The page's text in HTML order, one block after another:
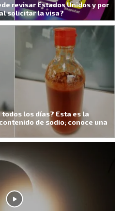
revisar Estados Unidos y por
solicitar la visa?
los días? Esta es la
de sodio; conoce una